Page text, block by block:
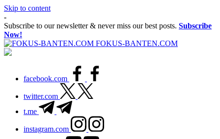
Skip to content
-
Subscribe to our newsletter & never miss our best posts. Subscribe
Now!
FOKUS-BANTEN.COM
facebook.com
twitter.com
t.me
instagram.com